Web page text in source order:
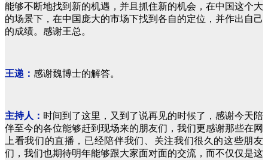
能够不断地找到新的机遇，并且抓住新的机会，在中国这个大
的场景下，在中国庞大的市场下找到各自的定位，并作出自己
的成绩。 感谢王总。
王递： 感谢魏博士的解答。
主持人： 时间到了这里，又到了说再见的时候了，感谢今天陪
伴至今的各位能够赶到现场来的朋友们，我们更感谢那些在网
上看我们的直播，已经陪伴我们、关注我们很久的这些朋友
们，我们也期待明年能够跟大家面对面的交流，而不仅仅是这